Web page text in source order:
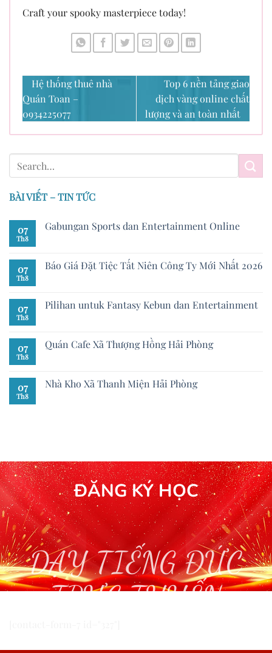
Craft your spooky masterpiece today!
Hệ thống thuê nhà
Quán Toan –
0934225077
Top 6 nền tảng giao
dịch vàng online chất
lượng và an toàn nhất
BÀI VIẾT – TIN TỨC
07
Th8
Gabungan Sports dan Entertainment Online
07
Th8
Báo Giá Đặt Tiệc Tất Niên Công Ty Mới Nhất 2026
07
Th8
Pilihan untuk Fantasy Kebun dan Entertainment
07
Th8
Quán Cafe Xã Thượng Hồng Hải Phòng
07
Th8
Nhà Kho Xã Thanh Miện Hải Phòng
ĐĂNG KÝ HỌC
DẠY TIẾNG ĐỨC
TRỰC TUYẾN